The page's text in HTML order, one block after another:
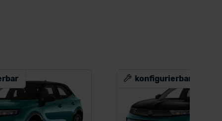
konfigurierbar